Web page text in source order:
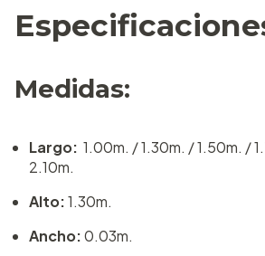
Medidas:
Largo: 1.00m. / 1.30m. / 1.50m. /
2.10m.
Alto:1.30m.
Ancho:0.03m.